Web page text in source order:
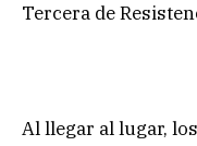
Tercera de
Al llegar al lugar,